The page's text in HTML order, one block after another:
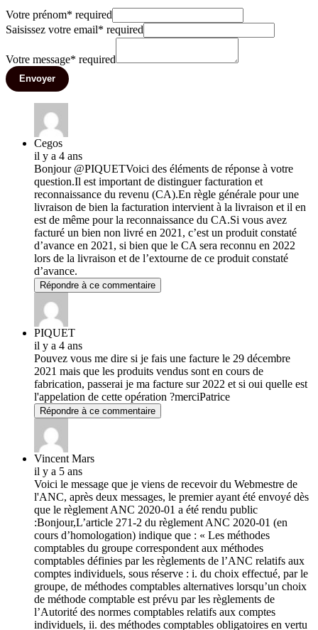
Votre prénom* required
Saisissez votre email* required
Votre message* required
Envoyer
Cegos
il y a 4 ans
Bonjour @PIQUETVoici des éléments de réponse à votre
question.Il est important de distinguer facturation et
reconnaissance du revenu (CA).En règle générale pour une
livraison de bien la facturation intervient à la livraison et il en
est de même pour la reconnaissance du CA.Si vous avez
facturé un bien non livré en 2021, c’est un produit constaté
d’avance en 2021, si bien que le CA sera reconnu en 2022
lors de la livraison et de l’extourne de ce produit constaté
d’avance.
Répondre à ce commentaire
PIQUET
il y a 4 ans
Pouvez vous me dire si je fais une facture le 29 décembre
2021 mais que les produits vendus sont en cours de
fabrication, passerai je ma facture sur 2022 et si oui quelle est
l'appelation de cette opération ?merciPatrice
Répondre à ce commentaire
Vincent Mars
il y a 5 ans
Voici le message que je viens de recevoir du Webmestre de
l'ANC, après deux messages, le premier ayant été envoyé dès
que le règlement ANC 2020-01 a été rendu public
:Bonjour,L’article 271-2 du règlement ANC 2020-01 (en
cours d’homologation) indique que : « Les méthodes
comptables du groupe correspondent aux méthodes
comptables définies par les règlements de l’ANC relatifs aux
comptes individuels, sous réserve : i. du choix effectué, par le
groupe, de méthodes comptables alternatives lorsqu’un choix
de méthode comptable est prévu par les règlements de
l’Autorité des normes comptables relatifs aux comptes
individuels, ii. des méthodes comptables obligatoires en vertu